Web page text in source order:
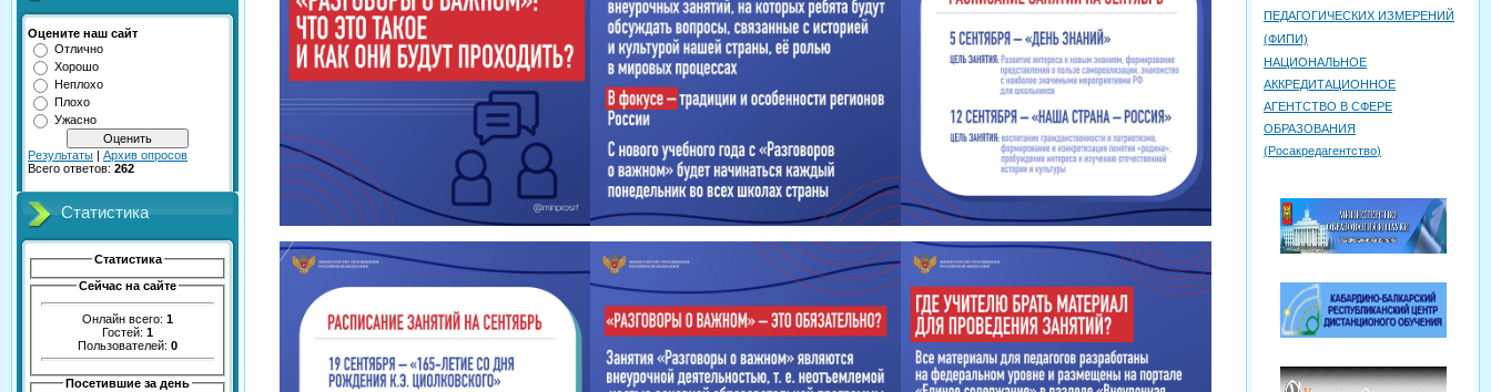
Оцените наш сайт
Отлично
Хорошо
Неплохо
Плохо
Ужасно
Результаты | Архив опросов
Всего ответов: 262
Статистика
Статистика
Сейчас на сайте
Онлайн всего: 1
Гостей: 1
Пользователей: 0
Посетившие за день
ПЕДАГОГИЧЕСКИХ ИЗМЕРЕНИЙ
(ФИПИ)
НАЦИОНАЛЬНОЕ
АККРЕДИТАЦИОННОЕ
АГЕНТСТВО В СФЕРЕ
ОБРАЗОВАНИЯ
(Росакредагентство)